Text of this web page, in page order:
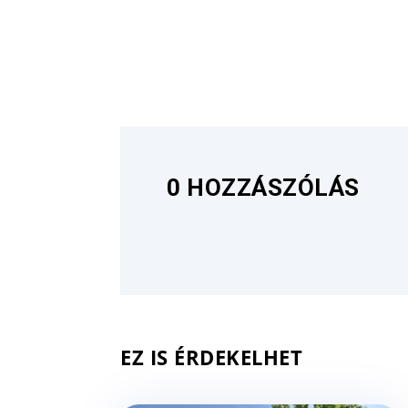
0 HOZZÁSZÓLÁS
EZ IS ÉRDEKELHET